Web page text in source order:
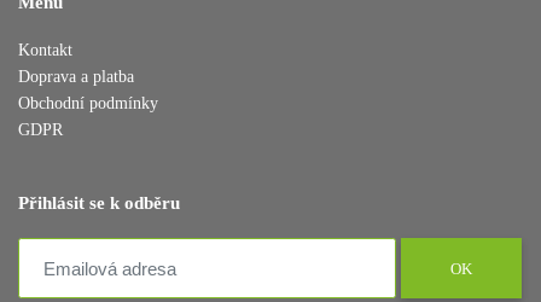
Kontakt
Doprava a platba
Obchodní podmínky
GDPR
Přihlásit se k odběru
OK